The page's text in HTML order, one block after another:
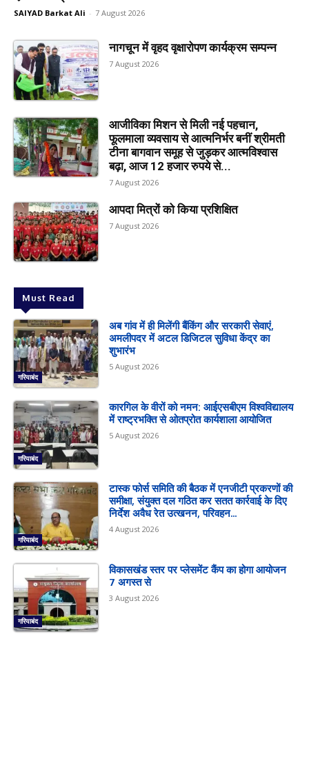
SAIYAD Barkat Ali - 7 August 2026
नागचून में वृहद वृक्षारोपण कार्यक्रम सम्पन्न
7 August 2026
आजीविका मिशन से मिली नई पहचान,
फूलमाला व्यवसाय से आत्मनिर्भर बनीं श्रीमती
टीना बागवान समूह से जुड़कर आत्मविश्वास
बढ़ा, आज 12 हजार रुपये से...
7 August 2026
आपदा मित्रों को किया प्रशिक्षित
7 August 2026
Must Read
गरियाबंद
अब गांव में ही मिलेंगी बैंकिंग और सरकारी सेवाएं,
अमलीपदर में अटल डिजिटल सुविधा केंद्र का
शुभारंभ
5 August 2026
गरियाबंद
कारगिल के वीरों को नमन: आईएसबीएम विश्वविद्यालय
में राष्ट्रभक्ति से ओतप्रोत कार्यशाला आयोजित
5 August 2026
गरियाबंद
टास्क फोर्स समिति की बैठक में एनजीटी प्रकरणों की
समीक्षा, संयुक्त दल गठित कर सतत कार्रवाई के दिए
निर्देश अवैध रेत उत्खनन, परिवहन...
4 August 2026
गरियाबंद
विकासखंड स्तर पर प्लेसमेंट कैंप का होगा आयोजन
7 अगस्त से
3 August 2026